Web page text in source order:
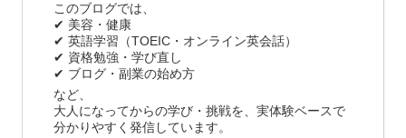
このブログでは、
✔ 美容・健康
✔ 英語学習（TOEIC・オンライン英会話）
✔ 資格勉強・学び直し
✔ ブログ・副業の始め方
など、
大人になってからの学び・挑戦を、実体験ベースで
分かりやすく発信しています。